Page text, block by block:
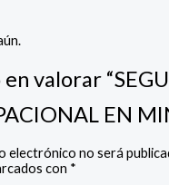
valorar
EN
electrónico no será
con *